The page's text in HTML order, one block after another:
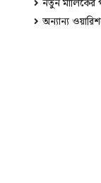
নতুন মালিকের
অন্যান্য